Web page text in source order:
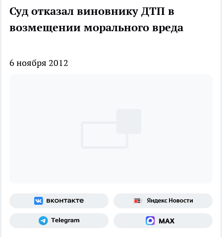
Суд отказал виновнику ДТП в
возмещении морального вреда
6 ноября 2012